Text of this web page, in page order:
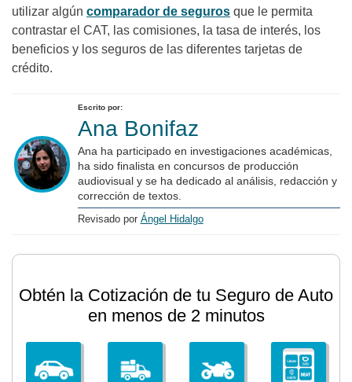
utilizar algún comparador de seguros que le permita
contrastar el CAT, las comisiones, la tasa de interés, los
beneficios y los seguros de las diferentes tarjetas de
crédito.
Escrito por:
Ana Bonifaz
Ana ha participado en investigaciones académicas,
ha sido finalista en concursos de producción
audiovisual y se ha dedicado al análisis, redacción y
corrección de textos.
Revisado por Ángel Hidalgo
Obtén la Cotización de tu Seguro de Auto
en menos de 2 minutos